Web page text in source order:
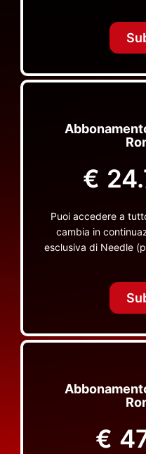
TV non visibili
€
Puoi accedere a
cambia in
esclusiva di Needle
TV non visibili
€